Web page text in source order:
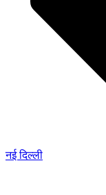
नई दिल्ली